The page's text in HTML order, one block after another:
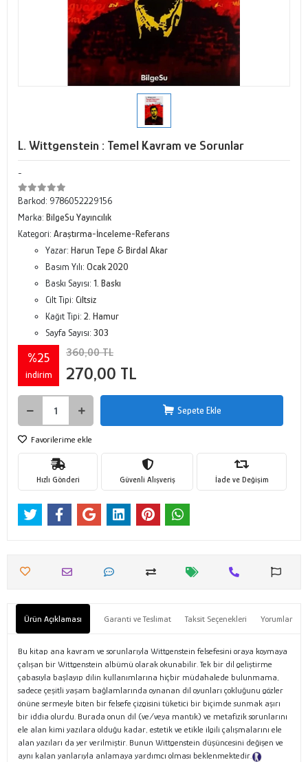
L. Wittgenstein : Temel Kavram ve Sorunlar
-
Barkod: 9786052229156
Marka: BilgeSu Yayıncılık
Kategori: Araştırma-İnceleme-Referans
Yazar: Harun Tepe & Birdal Akar
Basım Yılı: Ocak 2020
Baskı Sayısı: 1. Baskı
Cilt Tipi: Ciltsiz
Kağıt Tipi: 2. Hamur
Sayfa Sayısı: 303
%25
indirim
360,00 TL
270,00 TL
Sepete Ekle
Favorilerime ekle
Hızlı Gönderi Güvenli Alışveriş İade ve Değişim
Ürün Açıklaması Garanti ve Teslimat Taksit Seçenekleri Yorumlar
Bu kitap ana kavram ve sorunlarıyla Wittgenstein felsefesini oraya koymaya
çalışan bir Wittgenstein albümü olarak okunabilir. Tek bir dil geliştirme
çabasıyla başlayıp dilin kullanımlarına hiçbir müdahalede bulunmama,
sadece çeşitli yaşam bağlamlarında oynanan dil oyunları çokluğunu gözler
önüne sermeyle biten bir felsefe çizgisini tüketici bir biçimde sunmak aşırı
bir iddia olurdu. Burada onun dil (ve/veya mantık) ve metafizik sorunlarını
ele alan kimi yazılara olduğu kadar, estetik ve etikle ilgili çalışmalarını ele
alan yazıları da yer verilmiştir. Bunun Wittgenstein düşüncesini değişen ve
aynı kalan yanlarıyla anlamaya yardımcı olması beklenmektedir.